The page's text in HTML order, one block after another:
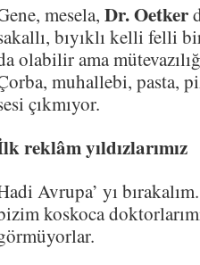
mesela, Dr. Oetker
bıyıklı kelli felli
olabilir ama
muhallebi, pasta,
çıkmıyor.
reklâm yıldızlarımız
Avrupa’ yı
koskoca